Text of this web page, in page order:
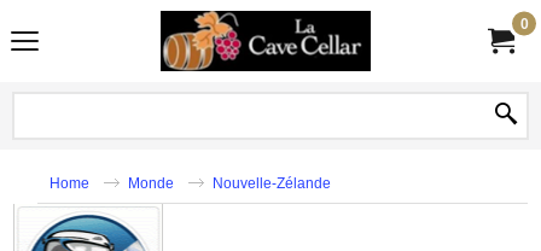
0
Home Monde Nouvelle-Zélande